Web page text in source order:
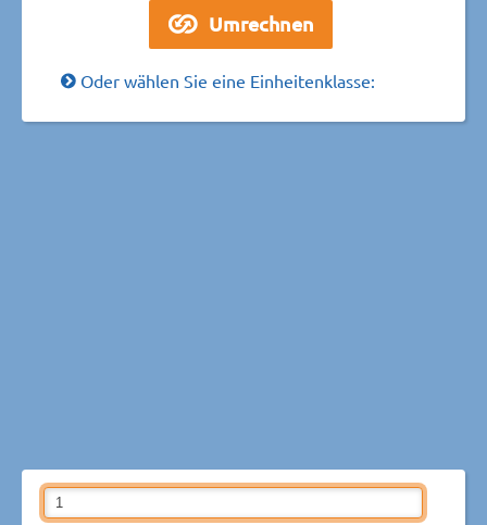
Oder wählen Sie eine Einheitenklasse: